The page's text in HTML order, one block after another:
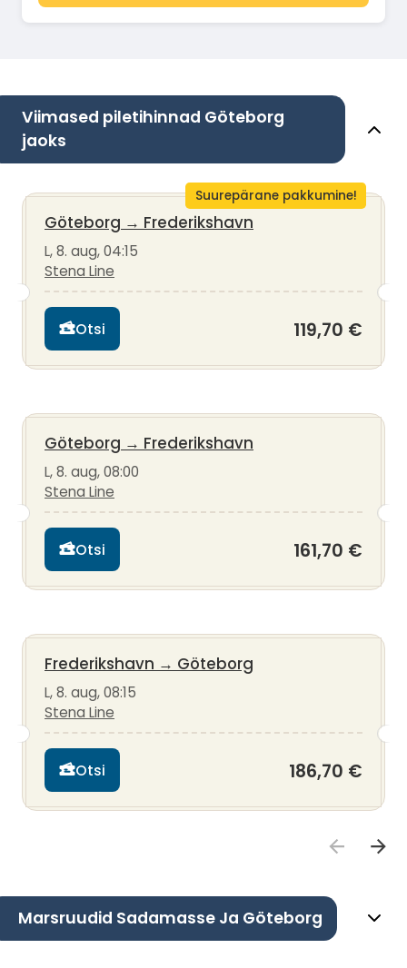
Viimased piletihinnad Göteborg
jaoks
Suurepärane pakkumine!
Göteborg → Frederikshavn
L, 8. aug, 04:15
Stena Line
Otsi 119,70 €
Göteborg → Frederikshavn
L, 8. aug, 08:00
Stena Line
Otsi 161,70 €
Frederikshavn → Göteborg
L, 8. aug, 08:15
Stena Line
Otsi 186,70 €
Marsruudid Sadamasse Ja Göteborg